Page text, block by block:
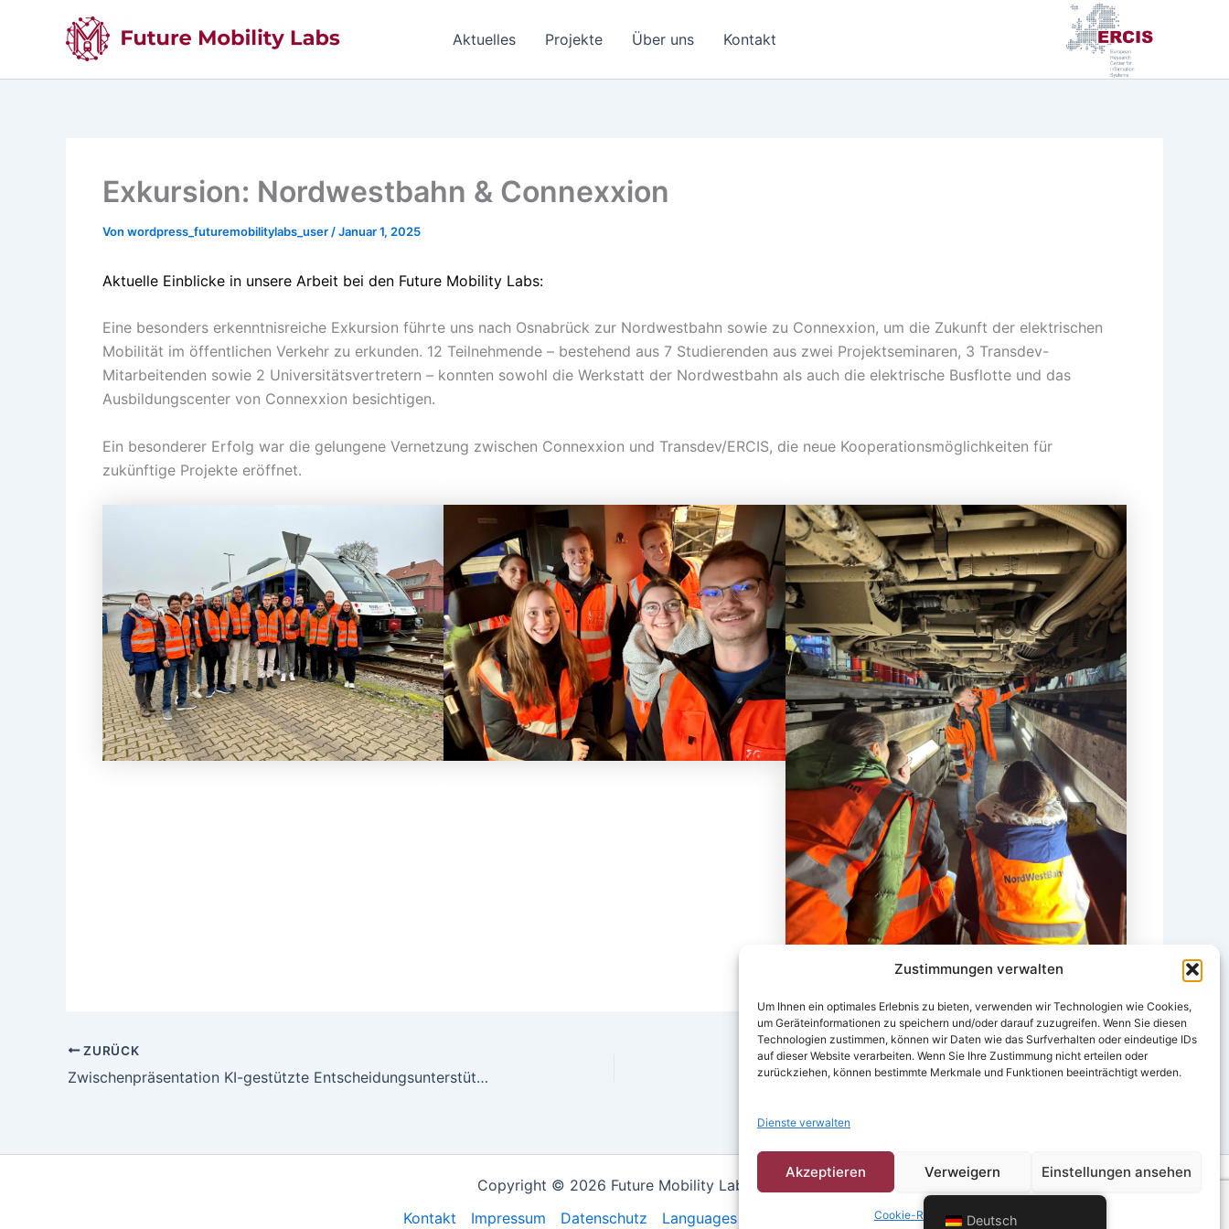
Zustimmungen verwalten
Um Ihnen ein optimales Erlebnis zu bieten, verwenden wir Technologien wie Cookies,
um Geräteinformationen zu speichern und/oder darauf zuzugreifen. Wenn Sie diesen
Technologien zustimmen, können wir Daten wie das Surfverhalten oder eindeutige IDs
auf dieser Website verarbeiten. Wenn Sie Ihre Zustimmung nicht erteilen oder
zurückziehen, können bestimmte Merkmale und Funktionen beeinträchtigt werden.
Dienste verwalten
Akzeptieren Verweigern Einstellungen ansehen
Cookie-Richtlinie Datenschutz
Aktuelles Projekte Über uns Kontakt
Exkursion: Nordwestbahn & Connexxion
Von wordpress_futuremobilitylabs_user /Januar 1, 2025
Aktuelle Einblicke in unsere Arbeit bei den Future Mobility Labs:
Eine besonders erkenntnisreiche Exkursion führte uns nach Osnabrück zur Nordwestbahn sowie zu Connexxion, um die Zukunft der elektrischen
Mobilität im öffentlichen Verkehr zu erkunden. 12 Teilnehmende – bestehend aus 7 Studierenden aus zwei Projektseminaren, 3 Transdev-
Mitarbeitenden sowie 2 Universitätsvertretern – konnten sowohl die Werkstatt der Nordwestbahn als auch die elektrische Busflotte und das
Ausbildungscenter von Connexxion besichtigen.
Ein besonderer Erfolg war die gelungene Vernetzung zwischen Connexxion und Transdev/ERCIS, die neue Kooperationsmöglichkeiten für
zukünftige Projekte eröffnet.
ZURÜCK
Zwischenpräsentation KI-gestützte Entscheidungsunterstützung
WEITER
Abschlusspräsentation KI-gestützte Entscheidungsunterstützung
Copyright © 2026 Future Mobility Labs
Kontakt
Impressum Datenschutz Languages Deutsch